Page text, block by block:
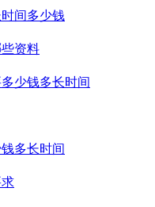
间多少钱
资料
少钱多长时间
多长时间